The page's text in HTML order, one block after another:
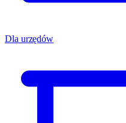
Dla urzędów